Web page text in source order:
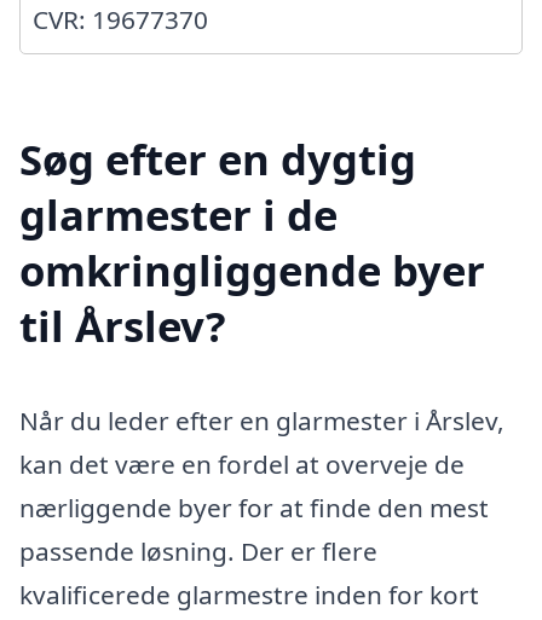
CVR: 19677370
Søg efter en dygtig
glarmester i de
omkringliggende byer
til Årslev?
Når du leder efter en glarmester i Årslev,
kan det være en fordel at overveje de
nærliggende byer for at finde den mest
passende løsning. Der er flere
kvalificerede glarmestre inden for kort